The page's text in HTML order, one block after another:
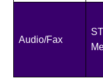
Audio/Fax